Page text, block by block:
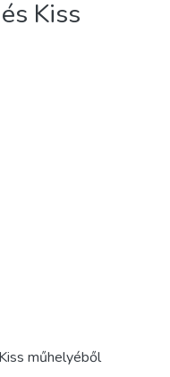
Kiss
műhelyéből